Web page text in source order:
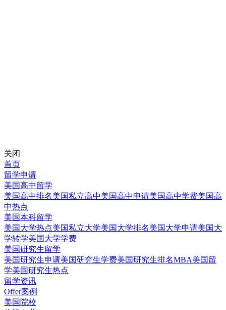
关闭
首页
留学申请
美国高中留学
美国高中排名美国私立高中美国高中申请美国高中学费美国高
中热点
美国本科留学
美国大学热点美国私立大学美国大学排名美国大学申请美国大
学转学美国大学学费
美国研究生留学
美国研究生申请美国研究生学费美国研究生排名MBA美国留
学美国研究生热点
留学资讯
Offer案例
美国院校